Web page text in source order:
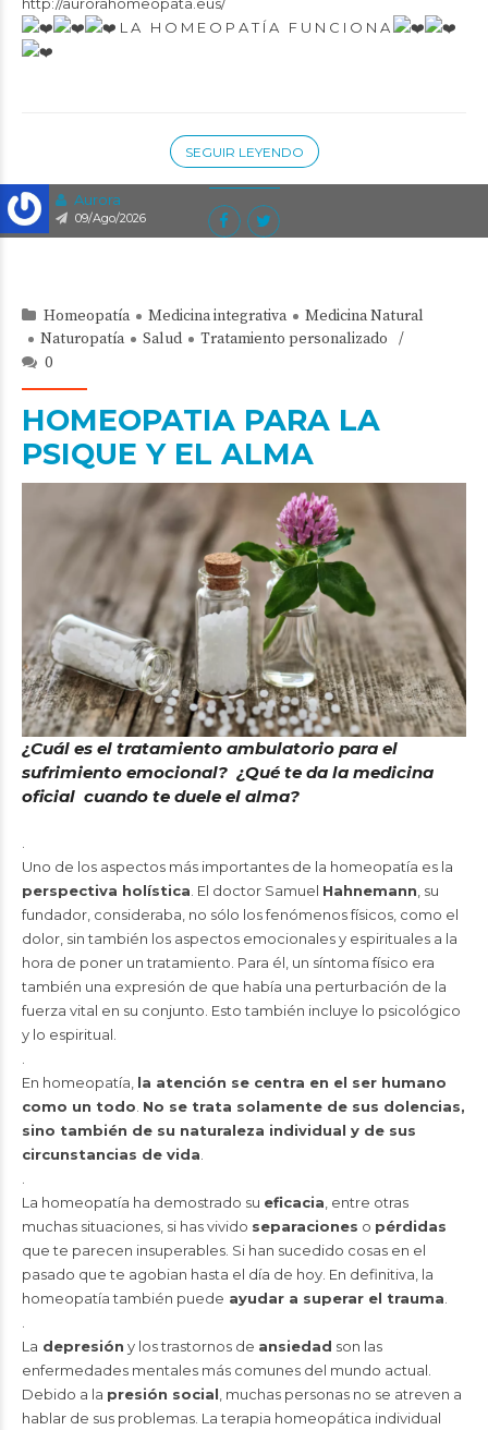
Aurora
09/Ago/2026
L A H O M E O P A T Í A F U N C I O N A
SEGUIR LEYENDO
Homeopatía Medicina integrativa
Medicina Natural
Naturopatía
Salud
Tratamiento personalizado
0
HOMEOPATIA PARA LA
PSIQUE Y EL ALMA
¿Cuál es el tratamiento ambulatorio para el
sufrimiento emocional? ¿Qué te da la medicina
oficial cuando te duele el alma?
.
Uno de los aspectos más importantes de la homeopatía es la
perspectiva holística. El doctor Samuel Hahnemann, su
fundador, consideraba, no sólo los fenómenos físicos, como el
dolor, sin también los aspectos emocionales y espirituales a la
hora de poner un tratamiento. Para él, un síntoma físico era
también una expresión de que había una perturbación de la
fuerza vital en su conjunto. Esto también incluye lo psicológico
y lo espiritual.
.
En homeopatía, la atención se centra en el ser humano
como un todo. No se trata solamente de sus dolencias,
sino también de su naturaleza individual y de sus
circunstancias de vida.
.
La homeopatía ha demostrado su eficacia, entre otras
muchas situaciones, si has vivido separaciones o pérdidas
que te parecen insuperables. Si han sucedido cosas en el
pasado que te agobian hasta el día de hoy. En definitiva, la
homeopatía también puede ayudar a superar el trauma.
.
La depresión y los trastornos de ansiedad son las
enfermedades mentales más comunes del mundo actual.
Debido a la presión social, muchas personas no se atreven a
hablar de sus problemas. La terapia homeopática individual